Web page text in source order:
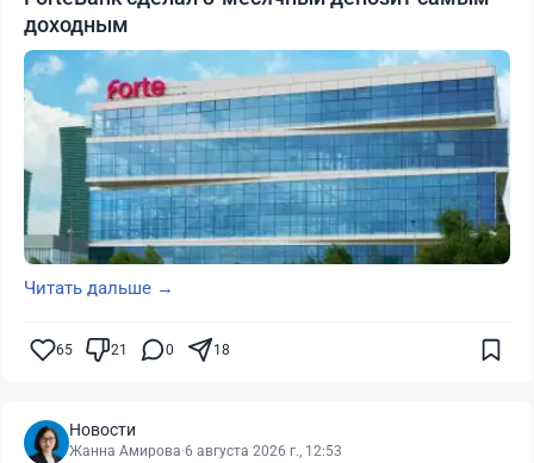
доходным
Читать дальше →
65 21 0 18
Новости
Жанна Амирова·6 августа 2026 г., 12:53